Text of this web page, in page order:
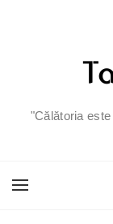
"Călătoria